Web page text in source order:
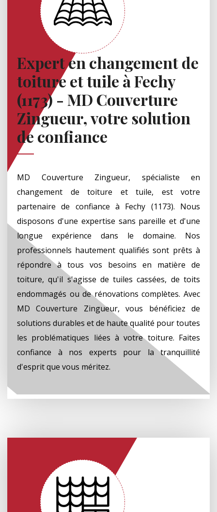
Expert en changement de
toiture et tuile à Fechy
(1173) - MD Couverture
Zingueur, votre solution
de confiance
MD Couverture Zingueur, spécialiste en
changement de toiture et tuile, est votre
partenaire de confiance à Fechy (1173). Nous
disposons d'une expertise sans pareille et d'une
longue expérience dans le domaine. Nos
professionnels hautement qualifiés sont prêts à
répondre à tous vos besoins en matière de
toiture, qu'il s'agisse de tuiles cassées, de toits
endommagés ou de rénovations complètes. Avec
MD Couverture Zingueur, vous bénéficiez de
solutions durables et de haute qualité pour toutes
les problématiques liées à votre toiture. Faites
confiance à nos experts pour la tranquillité
d'esprit que vous méritez.